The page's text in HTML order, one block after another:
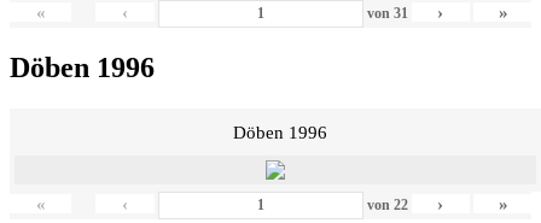
« ‹ von 31 › »
Döben 1996
Döben 1996
« ‹ von 22 › »